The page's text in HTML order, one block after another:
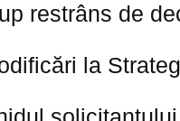
restrâns de
la